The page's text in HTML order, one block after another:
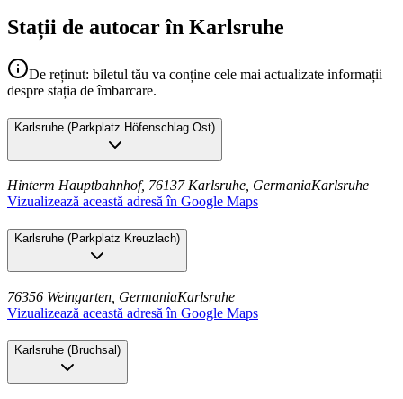
Stații de autocar în Karlsruhe
De reținut: biletul tău va conține cele mai actualizate informații
despre stația de îmbarcare.
Karlsruhe (Parkplatz Höfenschlag Ost)
Hinterm Hauptbahnhof, 76137 Karlsruhe, GermaniaKarlsruhe
Vizualizează această adresă în Google Maps
Karlsruhe (Parkplatz Kreuzlach)
76356 Weingarten, GermaniaKarlsruhe
Vizualizează această adresă în Google Maps
Karlsruhe (Bruchsal)